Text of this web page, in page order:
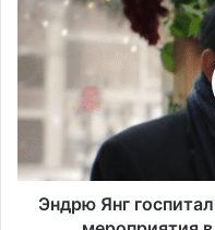
Исследование
самый высокий
автомобилей на
ю
Я
г
Эндрю Янг